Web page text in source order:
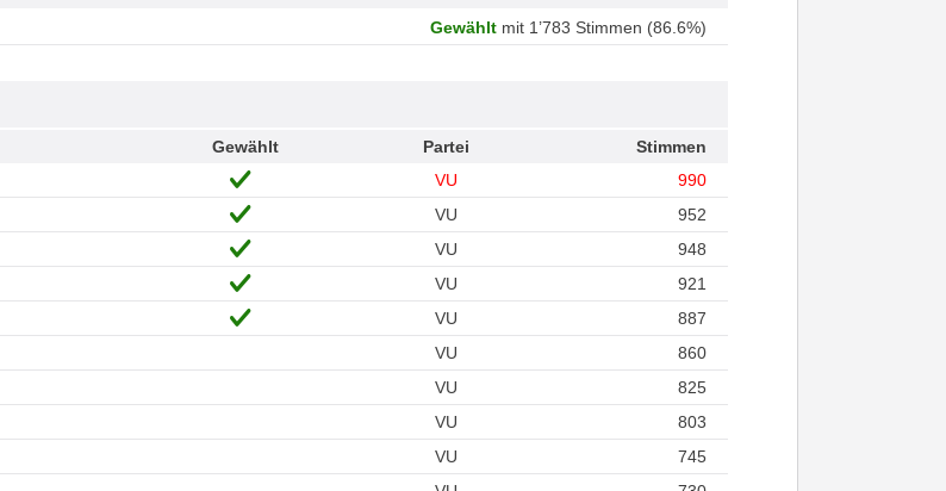
Gewähltmit 1’783 Stimmen (86.6%)
Gewählt Partei
Stimmen
VU
990
VU
952
VU
948
VU
921
VU
887
VU
860
VU
825
VU
803
VU
745